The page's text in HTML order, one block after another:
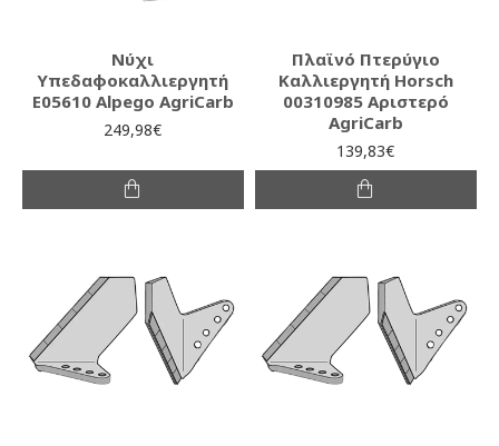
Νύχι
Υπεδαφοκαλλιεργητή
E05610 Alpego AgriCarb
249,98€
Πλαϊνό Πτερύγιο
Καλλιεργητή Horsch
00310985 Αριστερό
AgriCarb
139,83€